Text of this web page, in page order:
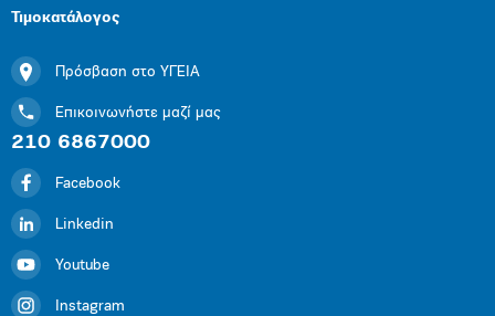
Τιμοκατάλογος
Πρόσβαση στο ΥΓΕΙΑ
Επικοινωνήστε μαζί μας
210 6867000
Facebook
Linkedin
Youtube
Instagram